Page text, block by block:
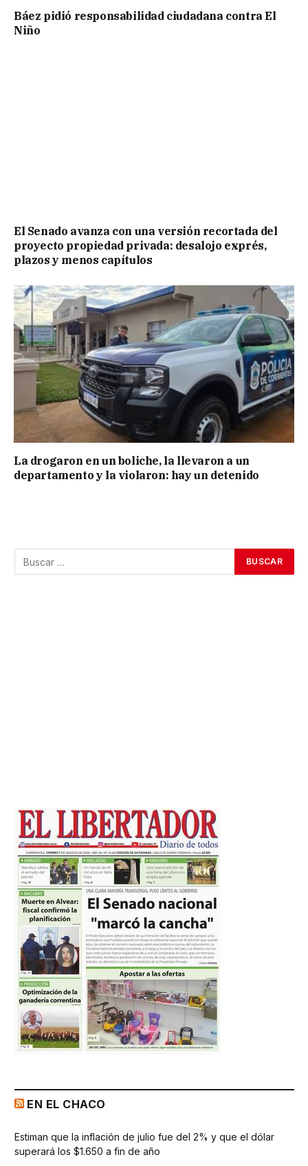
Báez pidió responsabilidad ciudadana contra El
Niño
El Senado avanza con una versión recortada del
proyecto propiedad privada: desalojo exprés,
plazos y menos capítulos
La drogaron en un boliche, la llevaron a un
departamento y la violaron: hay un detenido
EN EL CHACO
Estiman que la inflación de julio fue del 2% y que el dólar
superará los $1.650 a fin de año